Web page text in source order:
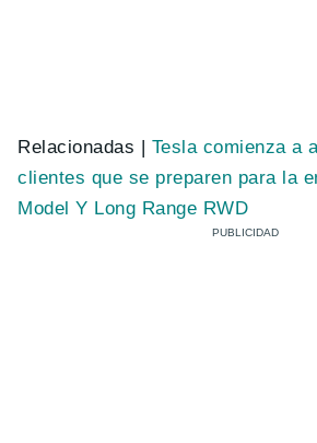
Relacionadas | Tesla comienza a
clientes que se preparen para la
Model Y Long Range RWD